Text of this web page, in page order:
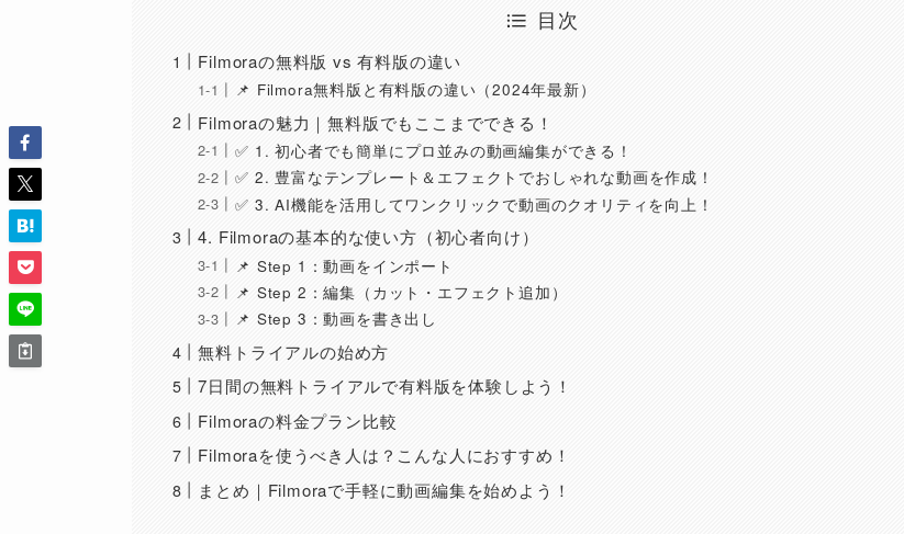
目次
Filmoraの無料版 vs 有料版の違い
📌 Filmora無料版と有料版の違い（2024年最新）
Filmoraの魅力｜無料版でもここまでできる！
✅ 1. 初心者でも簡単にプロ並みの動画編集ができる！
✅ 2. 豊富なテンプレート＆エフェクトでおしゃれな動画を作成！
✅ 3. AI機能を活用してワンクリックで動画のクオリティを向上！
4. Filmoraの基本的な使い方（初心者向け）
📌 Step 1：動画をインポート
📌 Step 2：編集（カット・エフェクト追加）
📌 Step 3：動画を書き出し
無料トライアルの始め方
7日間の無料トライアルで有料版を体験しよう！
Filmoraの料金プラン比較
Filmoraを使うべき人は？こんな人におすすめ！
まとめ｜Filmoraで手軽に動画編集を始めよう！